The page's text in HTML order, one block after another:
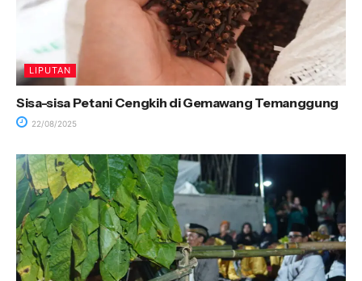
LIPUTAN
Sisa-sisa Petani Cengkih di Gemawang Temanggung
22/08/2025